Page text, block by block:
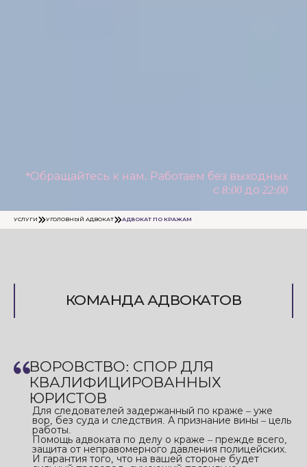
*Обращайтесь к нам. Работаем без выходных
с 8:00 до 22:00
УСЛУГИ УГОЛОВНЫЙ АДВОКАТ АДВОКАТ ПО КРАЖАМ
КОМАНДА АДВОКАТОВ
ВОРОВСТВО: СПОР ДЛЯ
КВАЛИФИЦИРОВАННЫХ
ЮРИСТОВ
Для следователей задержанный по краже – уже
вор, без суда и следствия. А признание вины – цель
работы.
Помощь адвоката по делу о краже – прежде всего,
защита от неправомерного давления полицейских.
И гарантия того, что на вашей стороне будет